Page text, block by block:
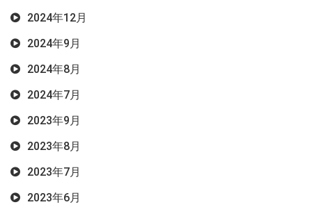
2024年12月
2024年9月
2024年8月
2024年7月
2023年9月
2023年8月
2023年7月
2023年6月